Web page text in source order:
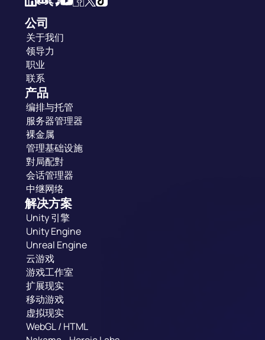
公司
关于我们
领导力
职业
联系
产品
编排与托管
服务器管理器
裸金属
管理基础设施
對局配對
会话管理器
中继网络
解决方案
Unity 引擎
Unity Engine
Unreal Engine
云游戏
游戏工作室
扩展现实
移动游戏
虚拟现实
WebGL / HTML